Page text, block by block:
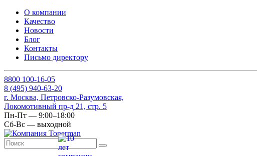
О компании
Качество
Новости
Блог
Контакты
Письмо директору
8800 100-16-05
8 (495) 940-63-20
г. Москва, Петровско-Разумовская,
Локомотивный пр-д 21, стр. 5
Пн-Пт — 9:00–18:00
Сб-Вс — выходной